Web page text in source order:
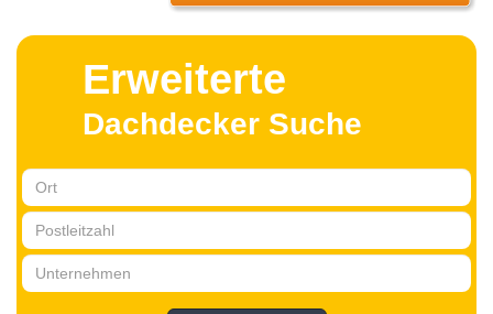
Erweiterte
Dachdecker Suche